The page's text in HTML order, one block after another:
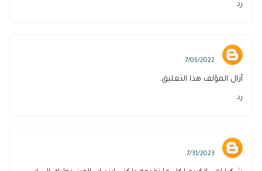
رد
7/05/2022
أزال المؤلف هذا التعليق.
رد
7/31/2023